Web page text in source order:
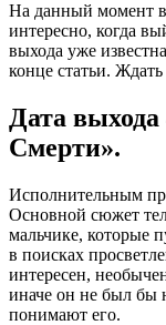
На данный момент
интересно, когда
выхода уже
конце статьи. Ждать
Дата
Смерти».
Исполнительным
Основной сюжет
мальчике, которые
в поисках
интересен,
иначе он не был бы
понимают его.